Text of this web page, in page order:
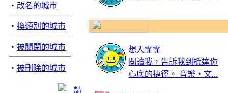
‧ 改名的城市
‧換類別的城市
‧被關閉的城市
‧被刪除的城市
想入霏霏
閱讀我，告訴我到抵達你
心底的捷徑。 音樂，文...